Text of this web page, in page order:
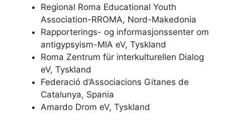
Regional Roma Educational Youth
Association-RROMA, Nord-Makedonia
Rapporterings- og informasjonssenter om
antigypsyism-MIA eV, Tyskland
Roma Zentrum für interkulturellen Dialog
eV, Tyskland
Federació d’Associacions Gitanes de
Catalunya, Spania
Amardo Drom eV, Tyskland